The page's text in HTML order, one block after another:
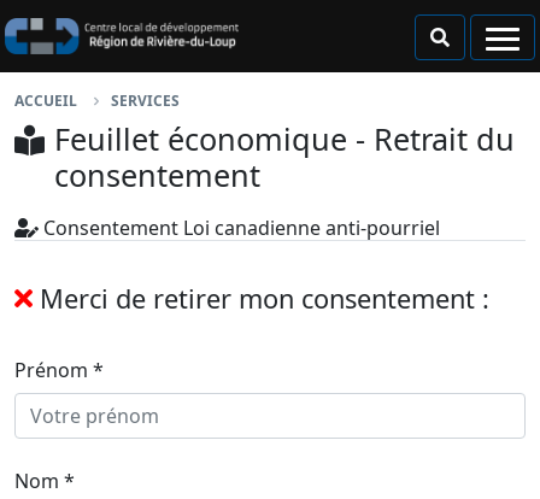
Passer au contenu principal
ACCUEIL SERVICES
Feuillet économique - Retrait du
consentement
Consentement Loi canadienne anti-pourriel
Merci de retirer mon consentement :
Prénom *
Nom *